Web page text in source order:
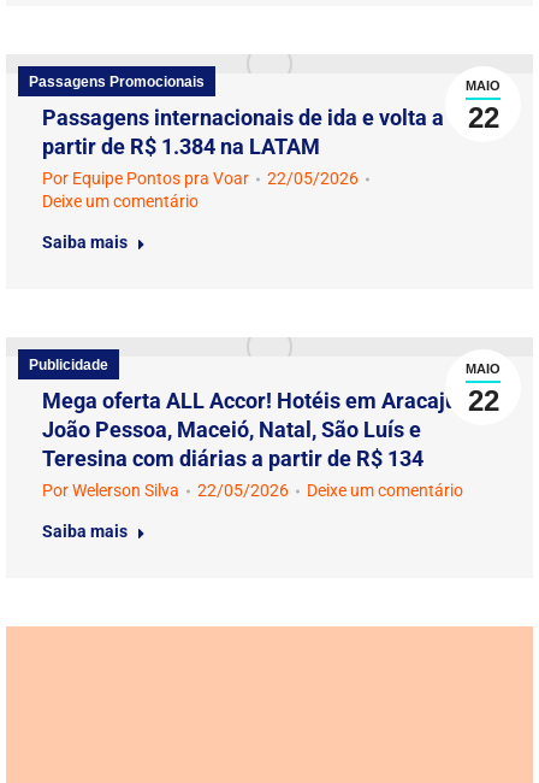
MAIO
22
Passagens Promocionais
Passagens internacionais de ida e volta a
partir de R$ 1.384 na LATAM
Por Equipe Pontos pra Voar
22/05/2026
Deixe um comentário
Saiba mais
MAIO
22
Publicidade
Mega oferta ALL Accor! Hotéis em Aracaju,
João Pessoa, Maceió, Natal, São Luís e
Teresina com diárias a partir de R$ 134
PorWelerson Silva 22/05/2026 Deixe um comentário
Saiba mais